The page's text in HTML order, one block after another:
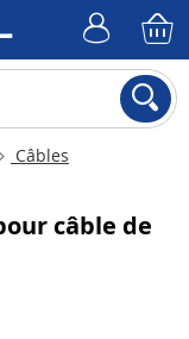
Câbles
câble de